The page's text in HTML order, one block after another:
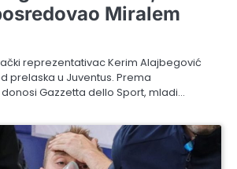
Miralem
reprezentativac Kerim Alajbegović
prelaska u Juventus. Prema
Gazzetta dello Sport, mladi…